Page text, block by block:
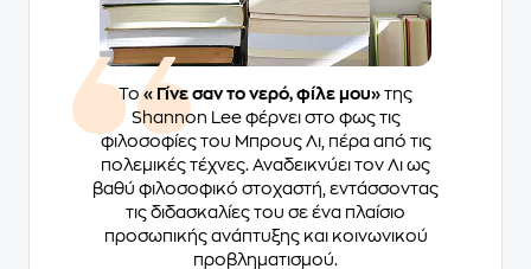
Το«Γίνε σαν το νερό, φίλε μου» της
Shannon Lee φέρνει στο φως τις
φιλοσοφίες του Μπρους Λι, πέρα από τις
πολεμικές τέχνες. Αναδεικνύει τον Λι ως
βαθύ φιλοσοφικό στοχαστή, εντάσσοντας
τις διδασκαλίες του σε ένα πλαίσιο
προσωπικής ανάπτυξης και κοινωνικού
προβληματισμού.